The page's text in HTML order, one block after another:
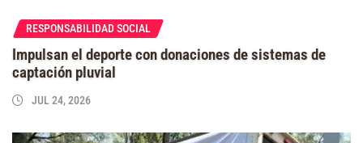
RESPONSABILIDAD SOCIAL
Impulsan el deporte con donaciones de sistemas de
captación pluvial
JUL 24, 2026